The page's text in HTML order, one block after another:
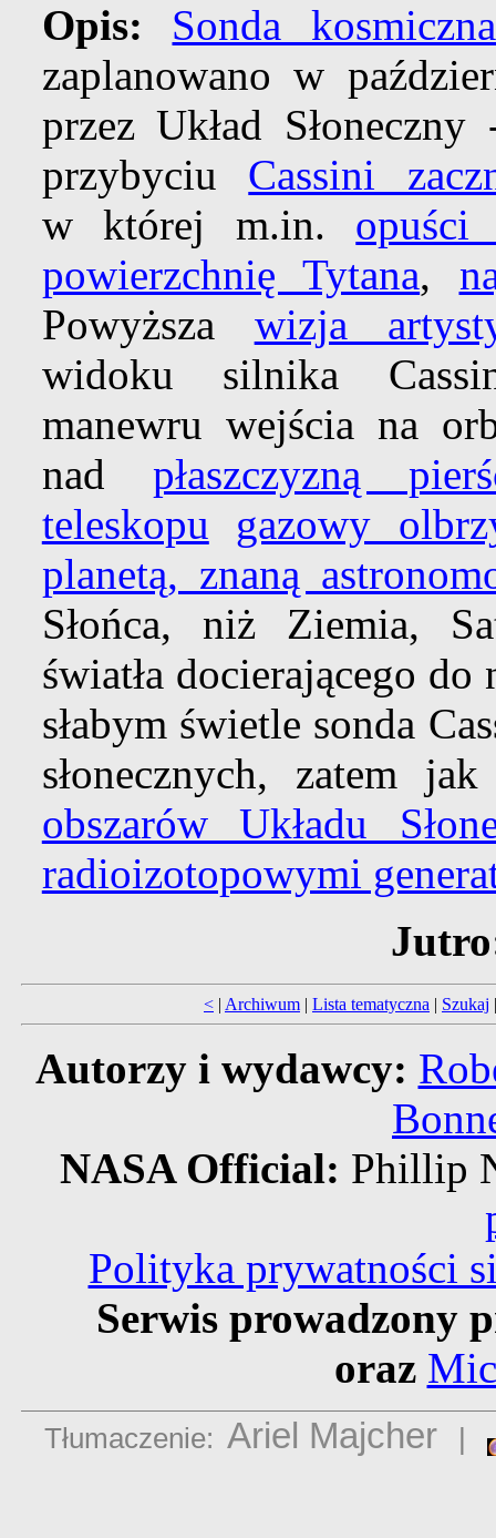
Opis:
Sonda
zaplanowano w
przez Układ
przybyciu Cassini
w której m.in. opuści
powierzchnię Tytana,
Powyższa wizja
widoku silnika
manewru wejścia na
nad płaszczyzną
teleskopu
gazowy
planetą, znaną
Słońca, niż Ziemia,
światła docierającego
słabym świetle sonda
słonecznych, zatem
obszarów Układu
radioizotopowymi
< | Archiwum | Lista tematyczna | Szukaj
Autorzy i wydawcy:
NASA Official: Phillip
Polityka prywatności
Serwis prowadzony
oraz
Tłumaczenie: Ariel Majcher |